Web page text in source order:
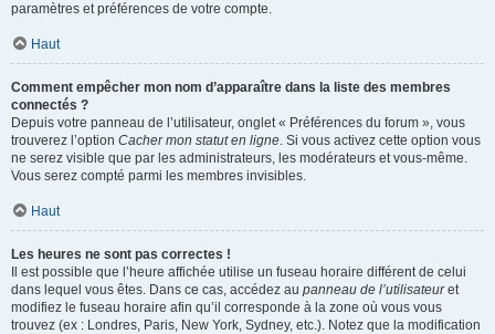
paramètres et préférences de votre compte.
Haut
Comment empêcher mon nom d’apparaître dans la liste des membres
connectés ?
Depuis votre panneau de l’utilisateur, onglet « Préférences du forum », vous
trouverez l’option Cacher mon statut en ligne. Si vous activez cette option vous
ne serez visible que par les administrateurs, les modérateurs et vous-même.
Vous serez compté parmi les membres invisibles.
Haut
Les heures ne sont pas correctes !
Il est possible que l’heure affichée utilise un fuseau horaire différent de celui
dans lequel vous êtes. Dans ce cas, accédez au panneau de l’utilisateuret
modifiez le fuseau horaire afin qu’il corresponde à la zone où vous vous
trouvez (ex : Londres, Paris, New York, Sydney, etc.). Notez que la modification